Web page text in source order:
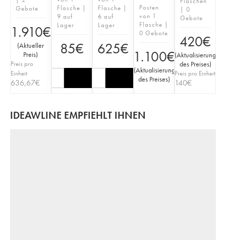
Gebote
1.910€
(Aktueller
Preis)
Preis pro
Einheit
636,67€
Flasche |
9 auf
Lager
85€
Flasche |
6 auf
Lager
625€
Posten
von 1
Flasche |
0 Gebote
1.100€
(Aktualisierung
des Preises)
| 0
Gebote
420€
(Aktualisierung
des Preises)
Preis pro Einheit
140€
IDEAWLINE EMPFIEHLT IHNEN